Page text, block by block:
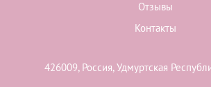
Отзывы
Контакты
426009, Россия, Удмуртская